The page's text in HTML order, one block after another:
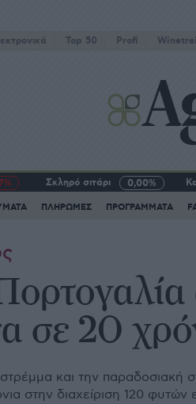
Top 50 Profi
Σκληρό σιτάρι 0,00%
ΠΛΗΡΩΜΕΣ ΠΡΟΓΡΑΜΜΑΤΑ
σε 20
και την παραδοσιακή
στην διαχείριση 120